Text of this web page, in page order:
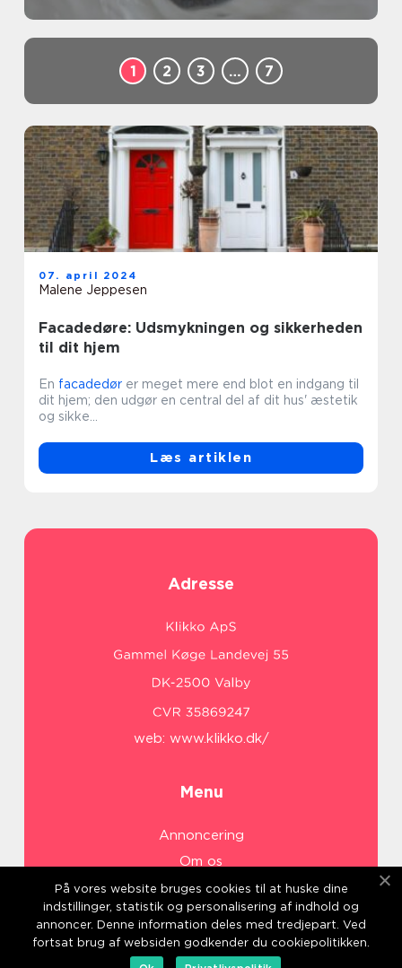
1 2 3 … 7
Facadedøre: Udsmykningen og sikkerheden
til dit hjem
07. april 2024
Malene Jeppesen
En facadedør er meget mere end blot en indgang til
dit hjem; den udgør en central del af dit hus' æstetik
og sikke...
Læs artiklen
Adresse
web: www.klikko.dk/
Menu
Annoncering
Om os
Cookies
Kontakt os
Sitemap
På vores website bruges cookies til at huske dine
indstillinger, statistik og personalisering af indhold og
annoncer. Denne information deles med tredjepart. Ved
fortsat brug af websiden godkender du cookiepolitikken.